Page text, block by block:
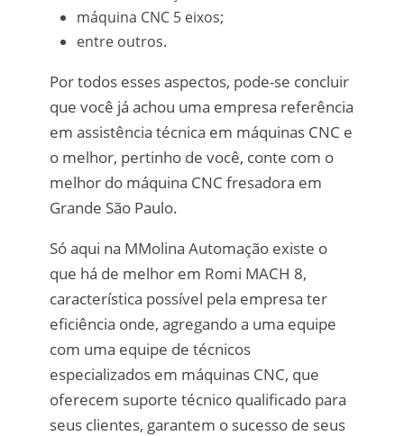
máquina CNC 5 eixos;
entre outros.
Por todos esses aspectos, pode-se concluir
que você já achou uma empresa referência
em assistência técnica em máquinas CNC e
o melhor, pertinho de você, conte com o
melhor do máquina CNC fresadora em
Grande São Paulo.
Só aqui na MMolina Automação existe o
que há de melhor em Romi MACH 8,
característica possível pela empresa ter
eficiência onde, agregando a uma equipe
com uma equipe de técnicos
especializados em máquinas CNC, que
oferecem suporte técnico qualificado para
seus clientes, garantem o sucesso de seus